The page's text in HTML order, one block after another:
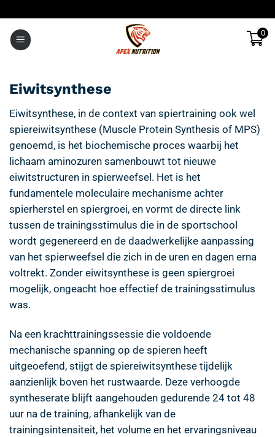
inhoud
0
Eiwitsynthese
Eiwitsynthese, in de context van spiertraining ook wel
spiereiwitsynthese (Muscle Protein Synthesis of MPS)
genoemd, is het biochemische proces waarbij het
lichaam aminozuren samenbouwt tot nieuwe
eiwitstructuren in spierweefsel. Het is het
fundamentele moleculaire mechanisme achter
spierherstel en spiergroei, en vormt de directe link
tussen de trainingsstimulus die in de sportschool
wordt gegenereerd en de daadwerkelijke aanpassing
van het spierweefsel die zich in de uren en dagen erna
voltrekt. Zonder eiwitsynthese is geen spiergroei
mogelijk, ongeacht hoe effectief de trainingsstimulus
was.
Na een krachttrainingssessie die voldoende
mechanische spanning op de spieren heeft
uitgeoefend, stijgt de spiereiwitsynthese tijdelijk
aanzienlijk boven het rustwaarde. Deze verhoogde
syntheserate blijft aangehouden gedurende 24 tot 48
uur na de training, afhankelijk van de
trainingsintensiteit, het volume en het ervaringsniveau